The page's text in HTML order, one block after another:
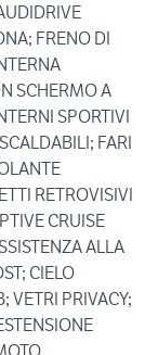
FRENO DI
SCHERMO A
SPORTIVI
FARI
RETROVISIVI
CRUISE
ALLA
CIELO
VETRI PRIVACY;